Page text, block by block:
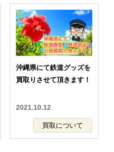
沖縄県にて鉄道グッズを
買取りさせて頂きます！
2021.10.12
買取について